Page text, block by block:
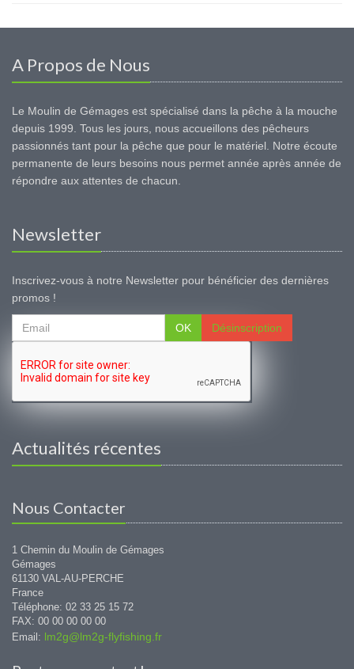
A Propos de Nous
Le Moulin de Gémages est spécialisé dans la pêche à la mouche
depuis 1999. Tous les jours, nous accueillons des pêcheurs
passionnés tant pour la pêche que pour le matériel. Notre écoute
permanente de leurs besoins nous permet année après année de
répondre aux attentes de chacun.
Newsletter
Inscrivez-vous à notre Newsletter pour bénéficier des dernières
promos !
OK Désinscription
Actualités récentes
Nous Contacter
1 Chemin du Moulin de Gémages
Gémages
61130 VAL-AU-PERCHE
France
Téléphone: 02 33 25 15 72
FAX: 00 00 00 00 00
Email: lm2g@lm2g-flyfishing.fr